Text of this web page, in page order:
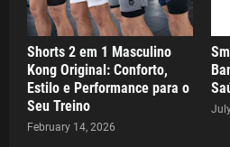
Shorts 2 em 1 Masculino
Kong Original: Conforto,
Estilo e Performance para o
Seu Treino
February 14, 2026